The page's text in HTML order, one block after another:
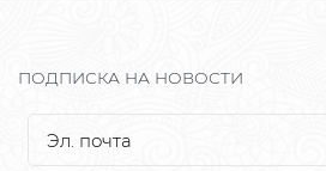
ПОДПИСКА НА НОВОСТИ